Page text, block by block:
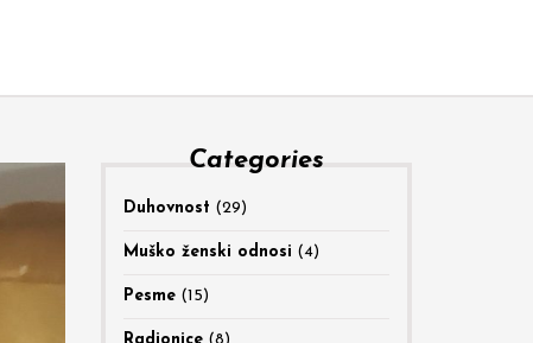
Categories
Duhovnost (29)
Muško ženski odnosi (4)
Pesme(15)